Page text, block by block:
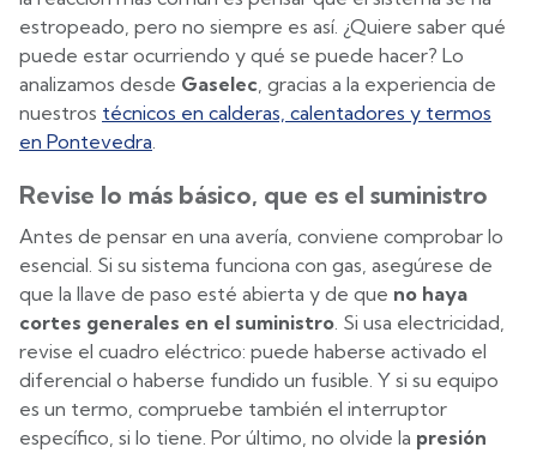
estropeado, pero no siempre es así. ¿Quiere saber qué
puede estar ocurriendo y qué se puede hacer? Lo
analizamos desde Gaselec , gracias a la experiencia de
nuestros técnicos en calderas, calentadores y termos
en Pontevedra
Revise lo más básico, que es el suministro
Antes de pensar en una avería, conviene comprobar lo
esencial. Si su sistema funciona con gas, asegúrese de
que la llave de paso esté abierta y de que no haya
cortes generales en el suministro. Si usa electricidad,
revise el cuadro eléctrico: puede haberse activado el
diferencial o haberse fundido un fusible. Y si su equipo
es un termo, compruebe también el interruptor
específico, si lo tiene. Por último, no olvide la presión